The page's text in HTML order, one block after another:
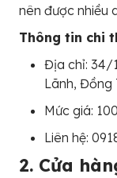
nên được nhiều
Thông tin chi
Địa chỉ: 34/
Lãnh, Đồng
Mức giá:
Liên hệ:
2. Cửa